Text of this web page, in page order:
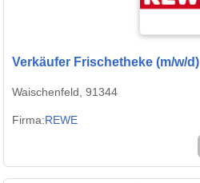
Verkäufer Frischetheke (m/w/d)
Waischenfeld, 91344
Firma:REWE